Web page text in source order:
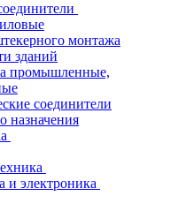
монтажа
зданий
промышленные,
соединители
назначения
и электроника